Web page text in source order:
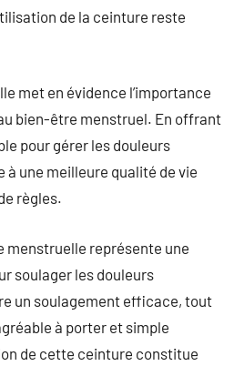
de la ceinture reste
met en évidence l’importance
bien-être menstruel. En offrant
pour gérer les douleurs
à une meilleure qualité de vie
règles.
menstruelle représente une
soulager les douleurs
un soulagement efficace, tout
à porter et simple
de cette ceinture constitue